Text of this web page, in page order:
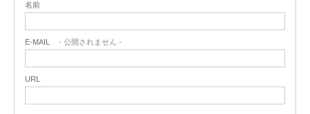
名前
E-MAIL - 公開されません -
URL